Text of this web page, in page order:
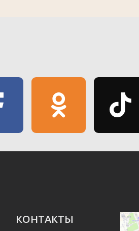
КОНТАКТЫ